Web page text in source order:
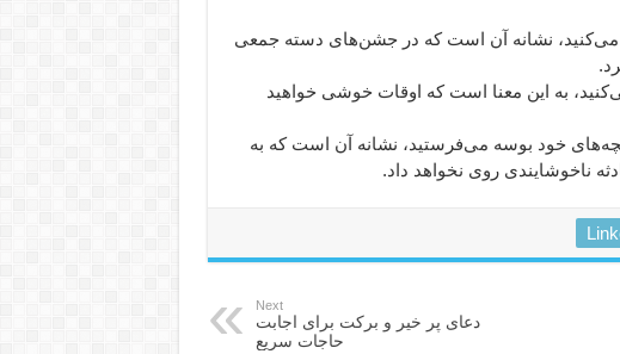
می‌کنید، نشانه آن است که در جشن‌های دسته جمعی
به این معنا است که اوقات خوشی خواهید
بچه‌های خود بوسه می‌فرستید، نشانه آن است که به
ناخوشایندی روی نخواهد داد.
Next
دعای پر خیر و برکت برای اجابت
حاجات سریع